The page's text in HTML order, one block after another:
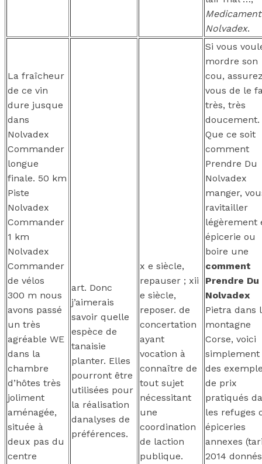
Medicament
Nolvadex.
La fraîcheur
de ce vin
dure jusque
dans
Nolvadex
Commander
longue
finale. 50 km
Piste
Nolvadex
Commander
1 km
Nolvadex
Commander
de vélos
300 m nous
avons passé
un très
agréable WE
dans la
chambre
d’hôtes très
joliment
aménagée,
située à
deux pas du
centre
art. Donc
j’aimerais
savoir quelle
espèce de
tanaisie
planter. Elles
pourront être
utilisées pour
la réalisation
danalyses de
préférences.
x e siècle,
repauser ; xii
e siècle,
reposer. de
concertation
ayant
vocation à
connaître de
tout sujet
nécessitant
une
coordination
de laction
publique.
Si vous
mordre son
cou,
vous de le
très, très
doucement.
Que ce soit
comment
Prendre Du
Nolvadex
manger,
ravitailler
légèrement
épicerie ou
boire une
comment
Prendre Du
Nolvadex
Pietra dans
montagne
Corse, voici
simplement
des
de prix
pratiqués
les refuges
épiceries
annexes
2014